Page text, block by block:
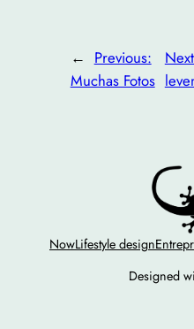
← Previous:
Muchas Fotos
NowLifestyle design
Designed